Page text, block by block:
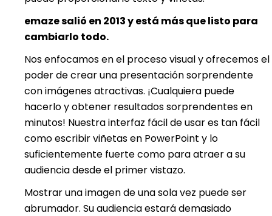
emaze salió en 2013 y está más que listo para
cambiarlo todo.
Nos enfocamos en el proceso visual y ofrecemos el
poder de crear una presentación sorprendente
con imágenes atractivas. ¡Cualquiera puede
hacerlo y obtener resultados sorprendentes en
minutos! Nuestra interfaz fácil de usar es tan fácil
como escribir viñetas en PowerPoint y lo
suficientemente fuerte como para atraer a su
audiencia desde el primer vistazo.
Mostrar una imagen de una sola vez puede ser
abrumador. Su audiencia estará demasiado